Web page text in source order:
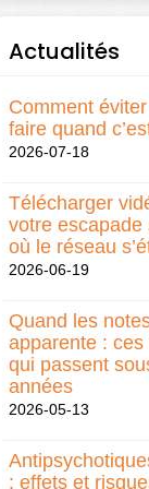
Actualités
Comment
faire quand
2026-07-18
Télécharger
votre
où le réseau
2026-06-19
Quand les
apparente : ces
qui passent
années
2026-05-13
: effets et